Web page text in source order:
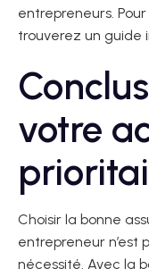
entrepreneurs.
trouverez un guide
votre
Choisir la bonne
entrepreneur n’est
nécessité. Avec la